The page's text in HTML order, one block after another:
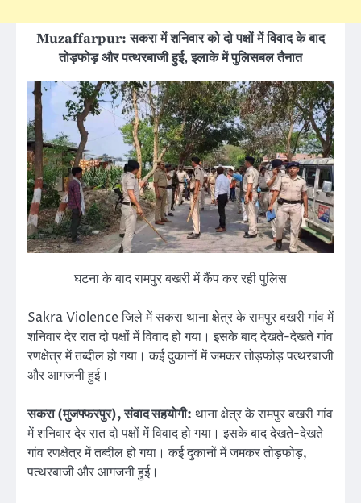
Muzaffarpur: सकरा में शनिवार को दो पक्षों में विवाद के बाद
तोड़फोड़ और पत्थरबाजी हुई, इलाके में पुलिसबल तैनात
घटना के बाद रामपुर बखरी में कैंप कर रही पुलिस
Sakra Violence जिले में सकरा थाना क्षेत्र के रामपुर बखरी गांव में
शनिवार देर रात दो पक्षों में विवाद हो गया। इसके बाद देखते-देखते गांव
रणक्षेत्र में तब्दील हो गया। कई दुकानों में जमकर तोड़फोड़ पत्थरबाजी
और आगजनी हुई।
सकरा (मुजफ्फरपुर), संवाद सहयोगी: थाना क्षेत्र के रामपुर बखरी गांव
में शनिवार देर रात दो पक्षों में विवाद हो गया। इसके बाद देखते-देखते
गांव रणक्षेत्र में तब्दील हो गया। कई दुकानों में जमकर तोड़फोड़,
पत्थरबाजी और आगजनी हुई।